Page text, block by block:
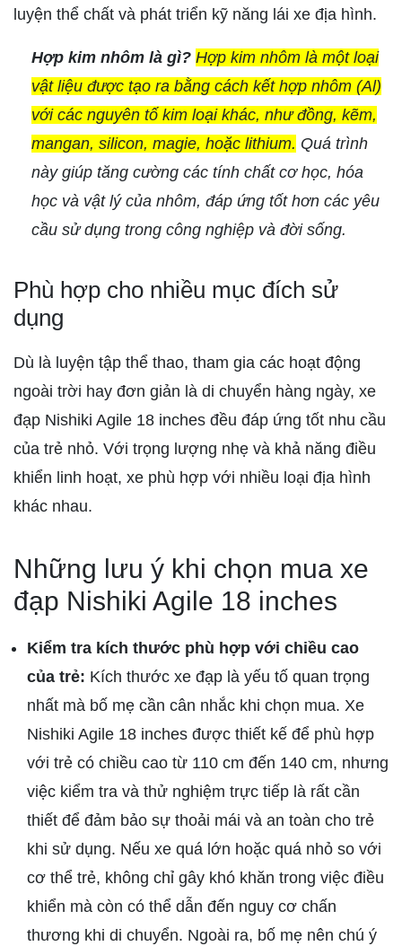
luyện thể chất và phát triển kỹ năng lái xe địa hình.
Hợp kim nhôm là gì? Hợp kim nhôm là một loại
vật liệu được tạo ra bằng cách kết hợp nhôm (Al)
với các nguyên tố kim loại khác, như đồng, kẽm,
mangan, silicon, magie, hoặc lithium. Quá trình
này giúp tăng cường các tính chất cơ học, hóa
học và vật lý của nhôm, đáp ứng tốt hơn các yêu
cầu sử dụng trong công nghiệp và đời sống.
Phù hợp cho nhiều mục đích sử
dụng
Dù là luyện tập thể thao, tham gia các hoạt động
ngoài trời hay đơn giản là di chuyển hàng ngày, xe
đạp Nishiki Agile 18 inches đều đáp ứng tốt nhu cầu
của trẻ nhỏ. Với trọng lượng nhẹ và khả năng điều
khiển linh hoạt, xe phù hợp với nhiều loại địa hình
khác nhau.
Những lưu ý khi chọn mua xe
đạp Nishiki Agile 18 inches
Kiểm tra kích thước phù hợp với chiều cao
của trẻ: Kích thước xe đạp là yếu tố quan trọng
nhất mà bố mẹ cần cân nhắc khi chọn mua. Xe
Nishiki Agile 18 inches được thiết kế để phù hợp
với trẻ có chiều cao từ 110 cm đến 140 cm, nhưng
việc kiểm tra và thử nghiệm trực tiếp là rất cần
thiết để đảm bảo sự thoải mái và an toàn cho trẻ
khi sử dụng. Nếu xe quá lớn hoặc quá nhỏ so với
cơ thể trẻ, không chỉ gây khó khăn trong việc điều
khiển mà còn có thể dẫn đến nguy cơ chấn
thương khi di chuyển. Ngoài ra, bố mẹ nên chú ý